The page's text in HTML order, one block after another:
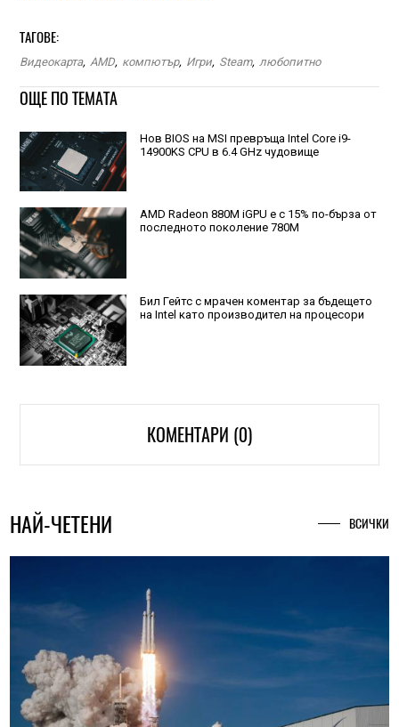
ТАГОВЕ:
Видеокарта, AMD, компютър, Игри, Steam, любопитно
ОЩЕ ПО ТЕМАТА
Нов BIOS на MSI превръща Intel Core i9-
14900KS CPU в 6.4 GHz чудовище
AMD Radeon 880M iGPU е с 15% по-бързa от
последното поколение 780M
Бил Гейтс с мрачен коментар за бъдещето
на Intel като производител на процесори
КОМЕНТАРИ (0)
НАЙ-ЧЕТЕНИ ВСИЧКИ